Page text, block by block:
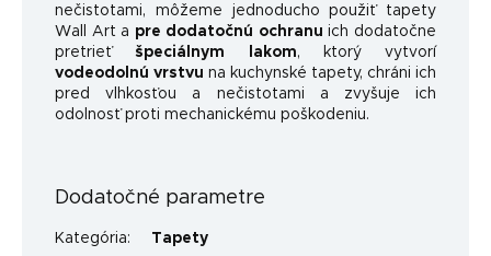
nečistotami, môžeme jednoducho použiť tapety
Wall Art a pre dodatočnú ochranu ich dodatočne
pretrieťšpeciálnym lakom, ktorý vytvorí
vodeodolnú vrstvu na kuchynské tapety, chráni ich
pred vlhkosťou a nečistotami a zvyšuje ich
odolnosť proti mechanickému poškodeniu.
Dodatočné parametre
Kategória:
Tapety